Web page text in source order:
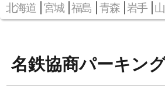
北海道 宮城 福島 青森 岩手
名鉄協商パーキン